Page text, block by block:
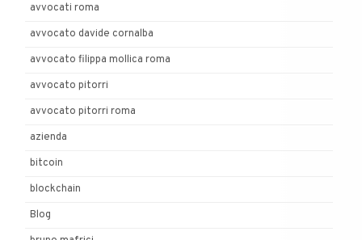
avvocati roma
avvocato davide cornalba
avvocato filippa mollica roma
avvocato pitorri
avvocato pitorri roma
azienda
bitcoin
blockchain
Blog